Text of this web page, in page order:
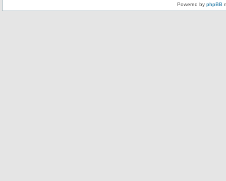
Powered by phpBB